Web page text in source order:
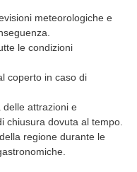
meteorologiche e
le condizioni
coperto in caso di
attrazioni e
chiusura dovuta al tempo.
regione durante le